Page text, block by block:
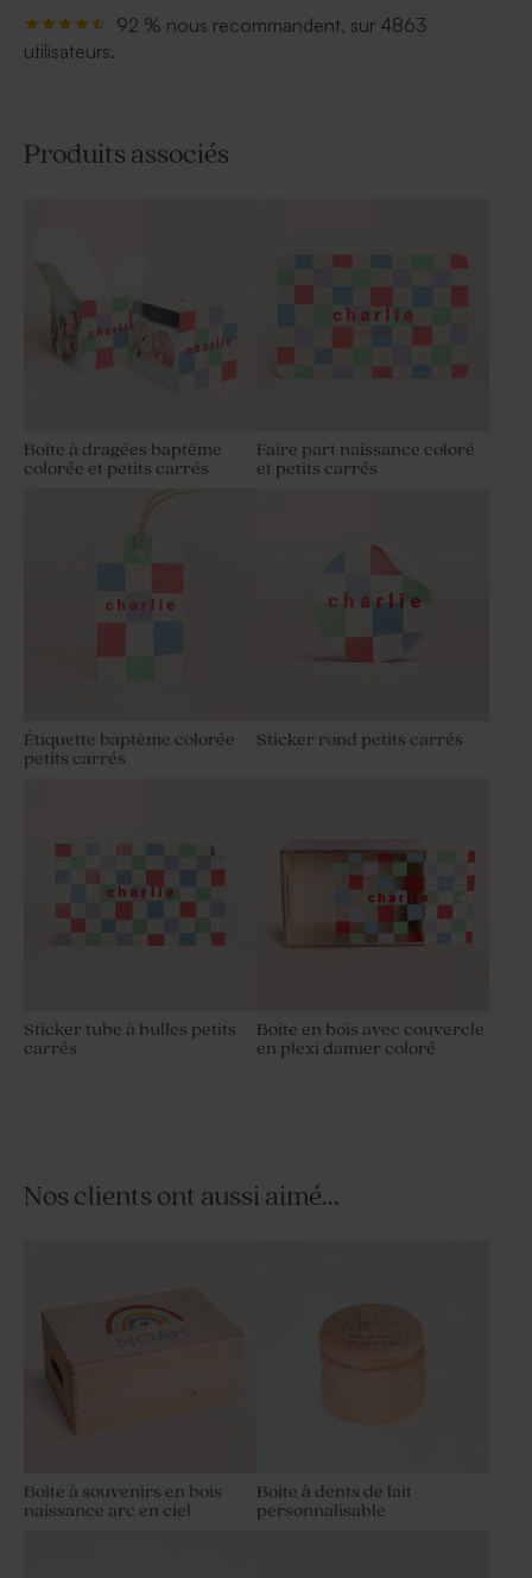
92 % nous recommandent, sur 4863
utilisateurs.
Produits associés
Boîte à dragées baptême
colorée et petits carrés
Faire part naissance coloré
et petits carrés
Étiquette baptême colorée
petits carrés
Sticker rond petits carrés
Sticker tube à bulles petits
carrés
Boite en bois avec couvercle
en plexi damier coloré
Nos clients ont aussi aimé...
Boîte à souvenirs en bois
naissance arc en ciel
Boite à dents de lait
personnalisable